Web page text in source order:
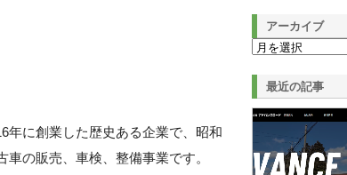
年に創業した歴史ある企業で、昭和
の販売、車検、整備事業です。
アーカイブ
最近の記事